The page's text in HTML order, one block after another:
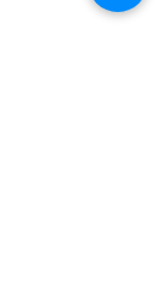
meetings is to